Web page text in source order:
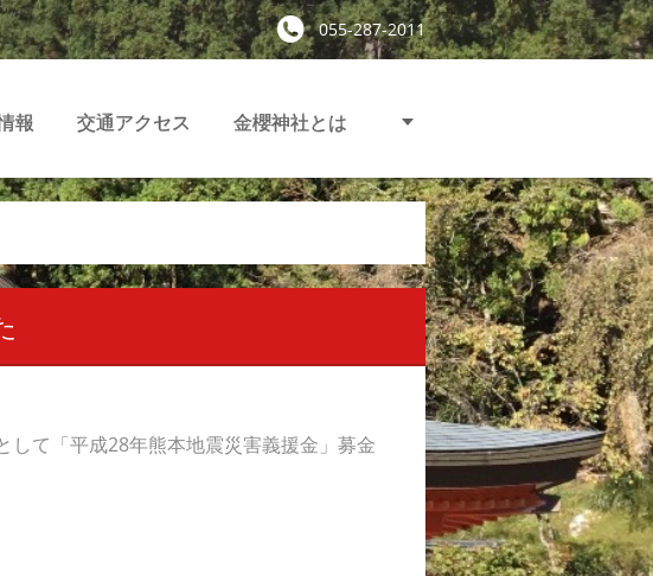
055-287-2011
報 交通アクセス 金櫻神社とは
て「平成28年熊本地震災害義援金」募金